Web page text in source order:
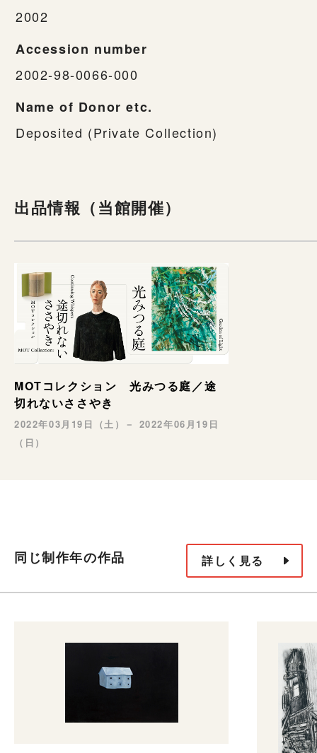
2002
Accession number
2002-98-0066-000
Name of Donor etc.
Deposited (Private Collection)
出品情報（当館開催）
MOTコレクション 光みつる庭／途
切れないささやき
2022年03月19日（土）－ 2022年06月19日
（日）
同じ制作年の作品 詳しく見る